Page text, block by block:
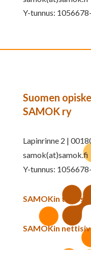
Y-tunnus:
Suomen
SAMOK ry
Lapinrinne 2 |
samok(at)samok.fi
Y-tunnus:
SAMOKin
SAMOKin